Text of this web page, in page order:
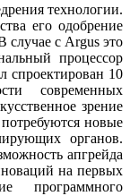
технологии.
его одобрение
случае с Argus это
процессор
спроектирован 10
современных
зрение
новые
органов.
апгрейда
на первых
программного